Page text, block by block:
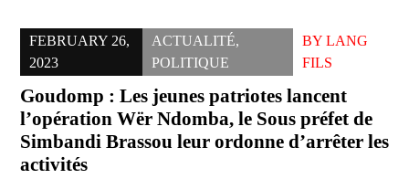
FEBRUARY 26,
2023
ACTUALITÉ,
POLITIQUE
BY LANG
FILS
Goudomp : Les jeunes patriotes lancent
l’opération Wër Ndomba, le Sous préfet de
Simbandi Brassou leur ordonne d’arrêter les
activités